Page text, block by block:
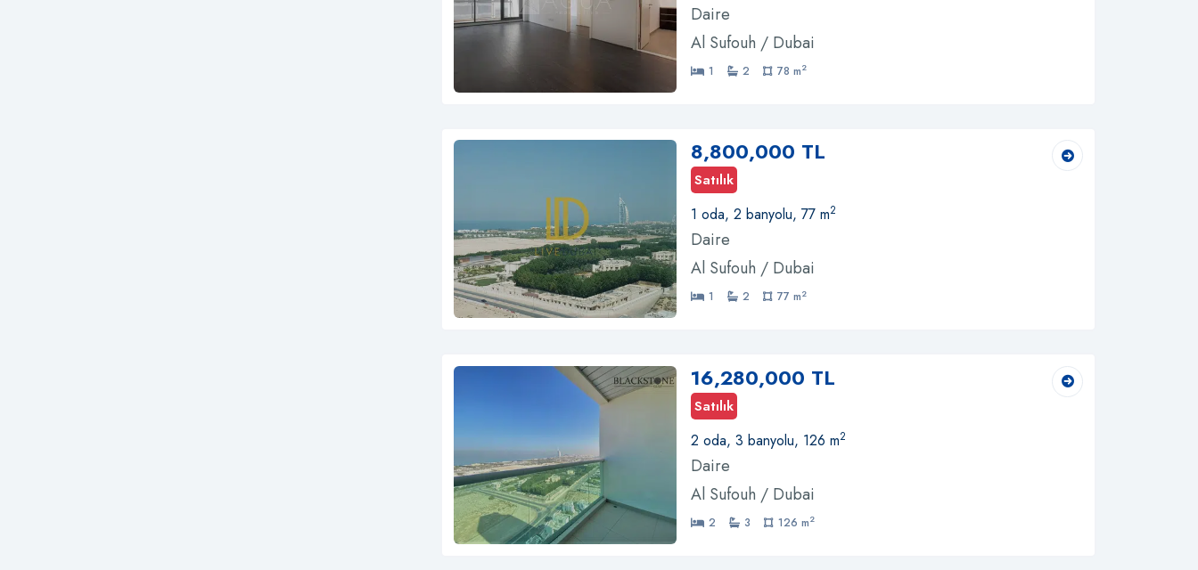
Daire
Al Sufouh / Dubai
1 2 78 m2
8,800,000 TL
Satılık
1 oda, 2 banyolu, 77 m2
Daire
Al Sufouh / Dubai
1 2 77 m2
16,280,000 TL
Satılık
2 oda, 3 banyolu, 126 m2
Daire
Al Sufouh / Dubai
2 3 126 m2